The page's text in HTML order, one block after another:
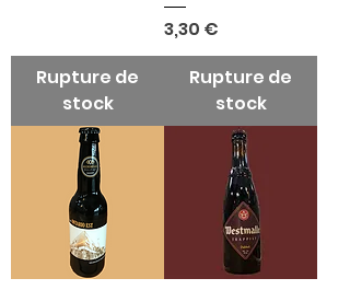
Rupture de
stock
Prix
3,30 €
Rupture de
stock